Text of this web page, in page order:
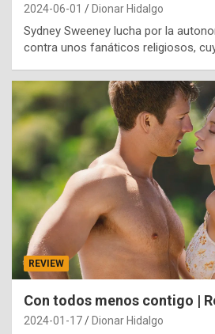
2024-06-01 Dionar Hidalgo
Sydney Sweeney lucha por la
contra unos fanáticos religiosos,
REVIEW
Con todos menos contigo |
2024-01-17 Dionar Hidalgo